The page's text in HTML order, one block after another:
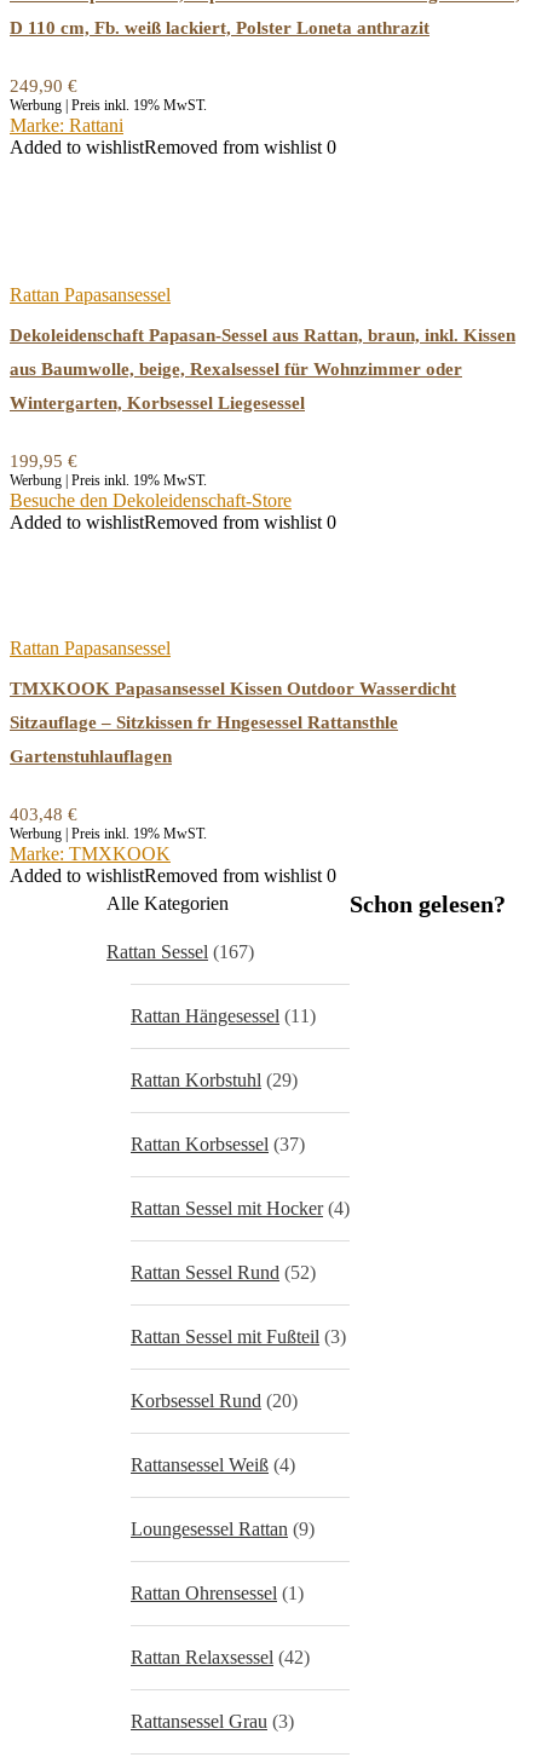
D 110 cm, Fb. weiß lackiert, Polster Loneta anthrazit
249,90 €
Werbung | Preis inkl. 19% MwST.
Marke: Rattani
Added to wishlistRemoved from wishlist 0
Rattan Papasansessel
Dekoleidenschaft Papasan-Sessel aus Rattan, braun, inkl. Kissen
aus Baumwolle, beige, Rexalsessel für Wohnzimmer oder
Wintergarten, Korbsessel Liegesessel
199,95 €
Werbung | Preis inkl. 19% MwST.
Besuche den Dekoleidenschaft-Store
Added to wishlistRemoved from wishlist 0
Rattan Papasansessel
TMXKOOK Papasansessel Kissen Outdoor Wasserdicht
Sitzauflage – Sitzkissen fr Hngesessel Rattansthle
Gartenstuhlauflagen
403,48 €
Werbung | Preis inkl. 19% MwST.
Marke: TMXKOOK
Added to wishlistRemoved from wishlist 0
Alle Kategorien
Rattan Sessel (167)
Rattan Hängesessel (11)
Rattan Korbstuhl (29)
Rattan Korbsessel (37)
Rattan Sessel mit Hocker (4)
Rattan Sessel Rund (52)
Rattan Sessel mit Fußteil (3)
Korbsessel Rund (20)
Rattansessel Weiß (4)
Loungesessel Rattan (9)
Rattan Ohrensessel (1)
Rattan Relaxsessel (42)
Rattansessel Grau (3)
Schon gelesen?